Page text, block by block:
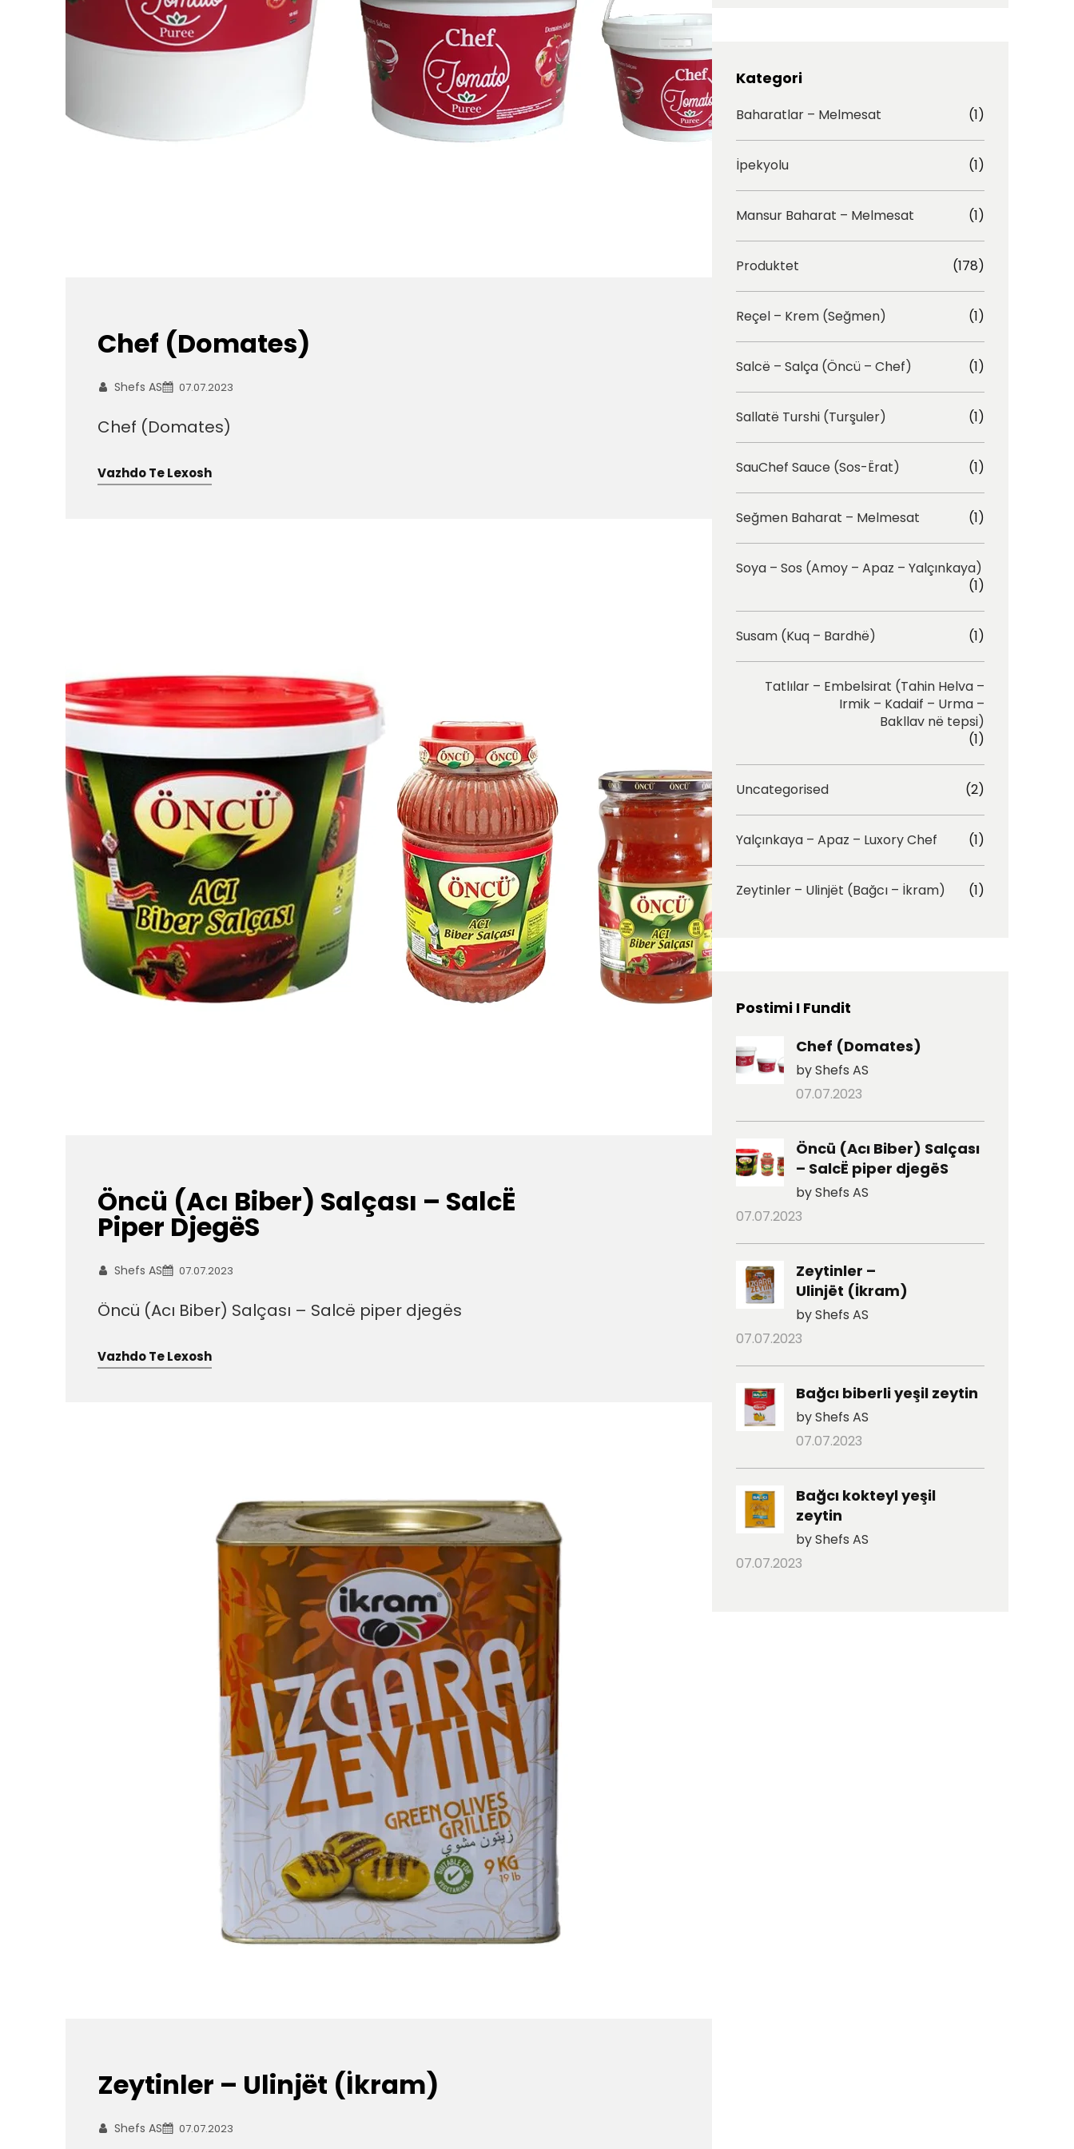
Chef (Domates)
Shefs AS 07.07.2023
Chef (Domates)
Vazhdo Te Lexosh
Öncü (Acı Biber) Salçası – SalcË
Piper DjegëS
Shefs AS 07.07.2023
Öncü (Acı Biber) Salçası – Salcë piper djegës
Vazhdo Te Lexosh
Zeytinler – Ulinjët (İkram)
Shefs AS 07.07.2023
m
Kategori
Baharatlar – Melmesat (1)
İpekyolu (1)
Mansur Baharat – Melmesat (1)
Produktet (178)
Reçel – Krem (Seğmen) (1)
Salcë – Salça (Öncü – Chef) (1)
Sallatë Turshi (Turşuler) (1)
SauChef Sauce (Sos-Ërat) (1)
Seğmen Baharat – Melmesat (1)
Soya – Sos (Amoy – Apaz – Yalçınkaya)
(1)
Susam (Kuq – Bardhë) (1)
Tatlılar – Embelsirat (Tahin Helva –
Irmik – Kadaif – Urma –
Bakllav në tepsi)
(1)
Uncategorised (2)
Yalçınkaya – Apaz – Luxory Chef (1)
Zeytinler – Ulinjët (Bağcı – İkram) (1)
Postimi I Fundit
Chef (Domates)
by Shefs AS
07.07.2023
Öncü (Acı Biber) Salçası
– SalcË piper djegëS
by Shefs AS
07.07.2023
Zeytinler –
Ulinjët (İkram)
by Shefs AS
07.07.2023
Bağcı biberli yeşil zeytin
by Shefs AS
07.07.2023
Bağcı kokteyl yeşil
zeytin
by Shefs AS
07.07.2023